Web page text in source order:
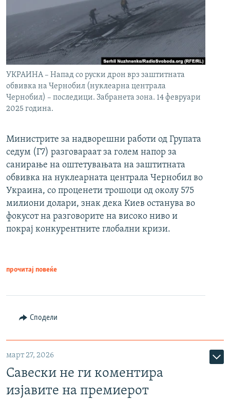
УКРАИНА – Напад со руски дрон врз заштитната
обвивка на Чернобил (нуклеарна централа
Чернобил) – последици. Забранета зона. 14 февруари
2025 година.
Министрите за надворешни работи од Групата
седум (Г7) разговараат за голем напор за
санирање на оштетувањата на заштитната
обвивка на нуклеарната централа Чернобил во
Украина, со проценети трошоци од околу 575
милиони долари, знак дека Киев останува во
фокусот на разговорите на високо ниво и
покрај конкурентните глобални кризи.
прочитај повеќе
Сподели
март 27, 2026
Савески не ги коментира
изјавите на премиерот